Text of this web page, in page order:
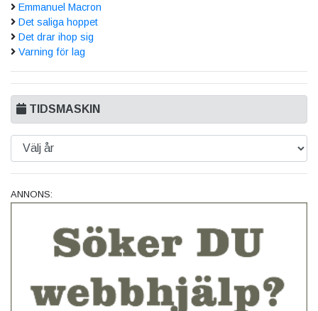
Emmanuel Macron
Det saliga hoppet
Det drar ihop sig
Varning för lag
TIDSMASKIN
ANNONS: